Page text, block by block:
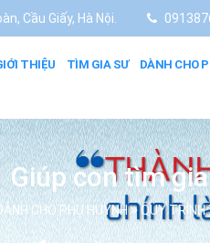
Cầu Giấy, Hà Nội.
THIỆU TÌM GIA SƯ DÀNH CHO
Giúp con tìm
CHO PHỤ HUYNH QUY TRÌNH